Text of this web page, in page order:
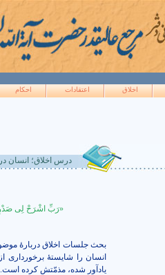
اخلاق اعتقادات احکام
درس اخلاق؛ انسان
«رَبِّ اشْرَحْ لِی
بحث جلسات اخلاق دربارۀ
انسان را شایستۀ برخورداری
یادآور شده، مذمّتش کرده‌ است.